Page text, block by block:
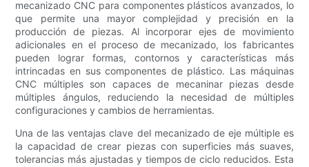
mecanizado CNC para componentes plásticos avanzados, lo
que permite una mayor complejidad y precisión en la
producción de piezas. Al incorporar ejes de movimiento
adicionales en el proceso de mecanizado, los fabricantes
pueden lograr formas, contornos y características más
intrincadas en sus componentes de plástico. Las máquinas
CNC múltiples son capaces de mecaninar piezas desde
múltiples ángulos, reduciendo la necesidad de múltiples
configuraciones y cambios de herramientas.
Una de las ventajas clave del mecanizado de eje múltiple es
la capacidad de crear piezas con superficies más suaves,
tolerancias más ajustadas y tiempos de ciclo reducidos. Esta